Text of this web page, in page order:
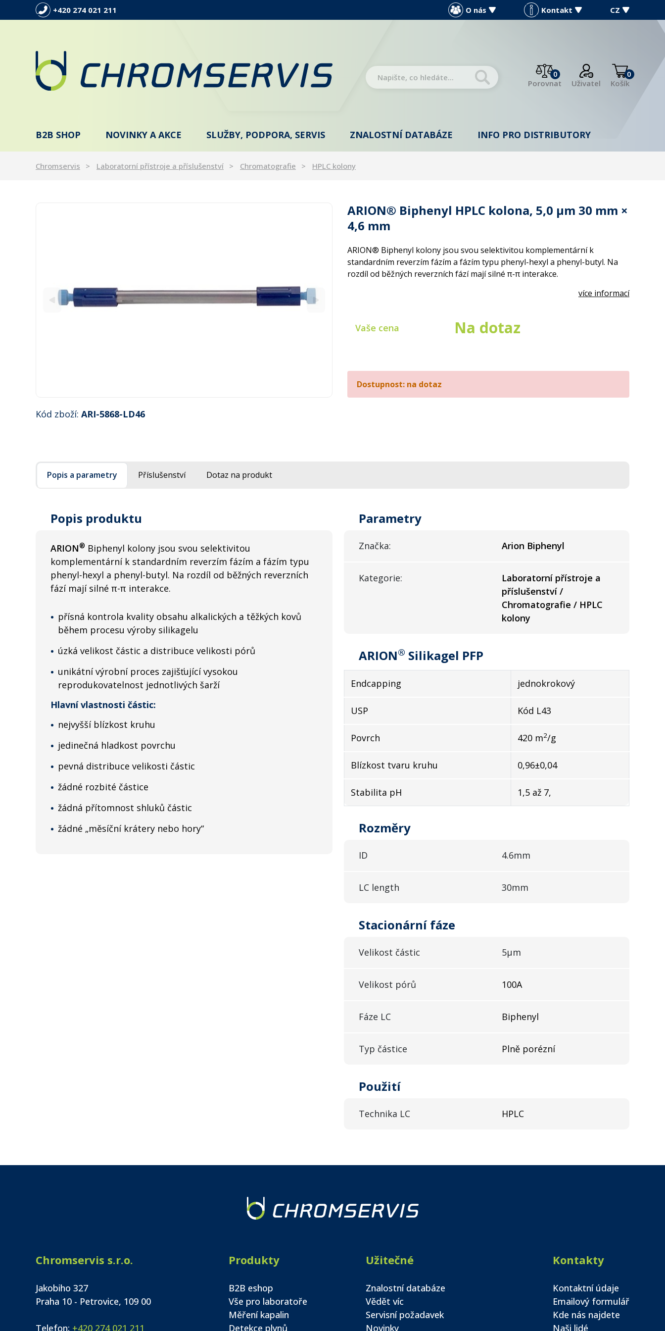
+420 274 021 211 O nás Kontakt CZ
0
Porovnat
Uživatel
0
Košík
B2B SHOP NOVINKY A AKCE SLUŽBY, PODPORA, SERVIS ZNALOSTNÍ DATABÁZE INFO PRO DISTRIBUTORY
Chromservis Laboratorní přístroje a příslušenství Chromatografie HPLC kolony
ARION® Biphenyl HPLC kolona, 5,0 µm 30 mm ×
4,6 mm
Kód zboží: ARI-5868-LD46
ARION® Biphenyl kolony jsou svou selektivitou komplementární k
standardním reverzím fázím a fázím typu phenyl-hexyl a phenyl-butyl. Na
rozdíl od běžných reverzních fází mají silné π-π interakce.
více informací
Vaše cena Na dotaz
Dostupnost: na dotaz
Popis a parametry Příslušenství Dotaz na produkt
Popis produktu
ARION® Biphenyl kolony jsou svou selektivitou
komplementární k standardním reverzím fázím a fázím typu
phenyl-hexyl a phenyl-butyl. Na rozdíl od běžných reverzních
fází mají silné π-π interakce.
přísná kontrola kvality obsahu alkalických a těžkých kovů
během procesu výroby silikagelu
úzká velikost částic a distribuce velikosti pórů
unikátní výrobní proces zajišťující vysokou
reprodukovatelnost jednotlivých šarží
Hlavní vlastnosti částic:
nejvyšší blízkost kruhu
jedinečná hladkost povrchu
pevná distribuce velikosti částic
žádné rozbité částice
žádná přítomnost shluků částic
žádné „měsíční krátery nebo hory“
Parametry
Značka: Arion Biphenyl
Kategorie:
Laboratorní přístroje a
příslušenství /
Chromatografie / HPLC
kolony
ARION® Silikagel PFP
Endcapping jednokrokový
USP Kód L43
Povrch 420 m2/g
Blízkost tvaru kruhu 0,96±0,04
Stabilita pH 1,5 až 7,
Rozměry
ID 4.6mm
LC length 30mm
Stacionární fáze
Velikost částic 5µm
Velikost pórů 100A
Fáze LC Biphenyl
Typ částice Plně porézní
Použití
Technika LC HPLC
Chromservis s.r.o.
Jakobiho 327
Praha 10 - Petrovice, 109 00
Telefon: +420 274 021 211
Produkty
B2B eshop
Vše pro laboratoře
Měření kapalin
Detekce plynů
Užitečné
Znalostní databáze
Vědět víc
Servisní požadavek
Novinky
Kontakty
Kontaktní údaje
Emailový formulář
Kde nás najdete
Naši lidé